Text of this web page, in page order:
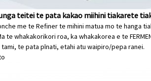
teitei te pata kakao miihini tiakarete
me te Refiner te mihini matua mo te hanga
te whakakorikori roa, ka whakakorea e te
tami, te pata pīnati, etahi atu waipiro/pepa ranei.